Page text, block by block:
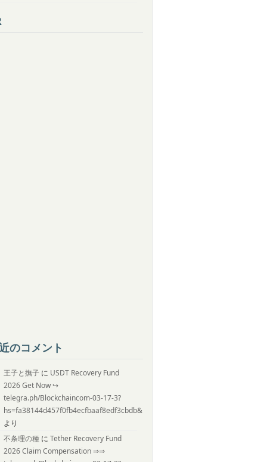
のコメント
王子と撫子 に USDT Recovery Fund
2026 Get Now ↪
telegra.ph/Blockchaincom-03-17-3?
hs=fa38144d457f0fb4ecfbaaf8edf3cbdb&
より
不条理の種 に Tether Recovery Fund
2026 Claim Compensation ⇒⇒